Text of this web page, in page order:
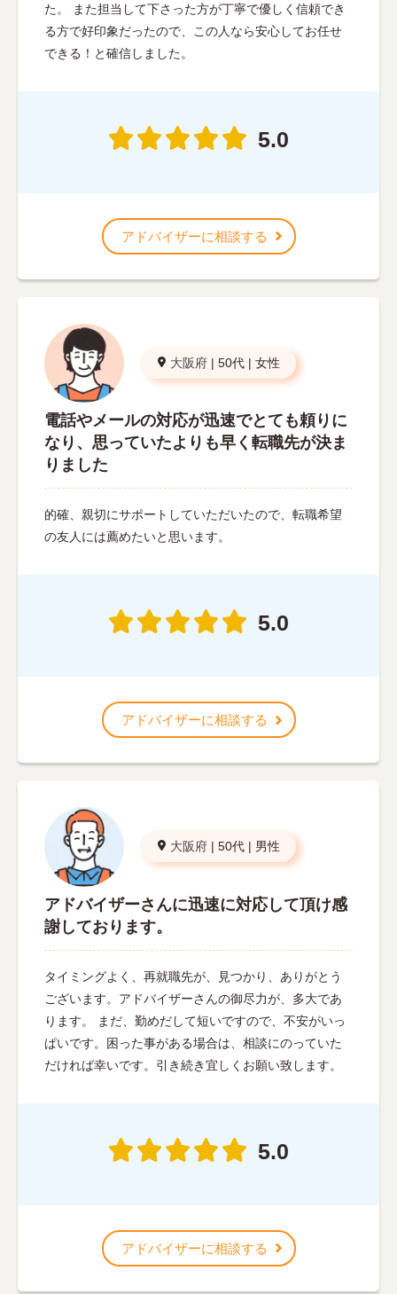
た。 また担当して下さった方が丁寧で優しく信頼でき
る方で好印象だったので、この人なら安心してお任せ
できる！と確信しました。
5.0
アドバイザーに相談する
大阪府 | 50代 | 女性
電話やメールの対応が迅速でとても頼りに
なり、思っていたよりも早く転職先が決ま
りました
的確、親切にサポートしていただいたので、転職希望
の友人には薦めたいと思います。
5.0
アドバイザーに相談する
大阪府 | 50代 | 男性
アドバイザーさんに迅速に対応して頂け感
謝しております。
タイミングよく、再就職先が、見つかり、ありがとう
ございます。アドバイザーさんの御尽力が、多大であ
ります。 まだ、勤めだして短いですので、不安がいっ
ぱいです。困った事がある場合は、相談にのっていた
だければ幸いです。引き続き宜しくお願い致します。
5.0
アドバイザーに相談する